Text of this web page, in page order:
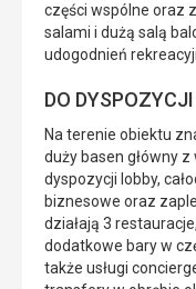
części wspólne oraz
salami i dużą salą
udogodnień
DO
Na terenie obiektu
duży basen główny
dyspozycji lobby,
biznesowe oraz
działają 3
dodatkowe bary w
także usługi